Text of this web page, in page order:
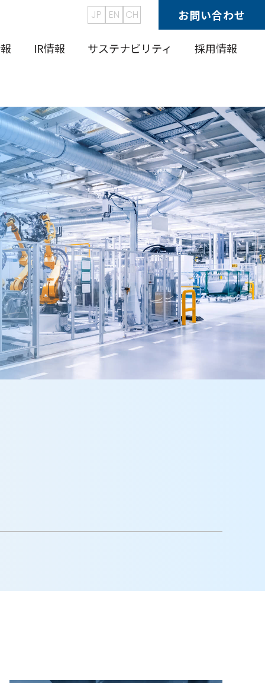
IR情報 サステナビリティ 採用情報
JP EN CH お問い合わせ